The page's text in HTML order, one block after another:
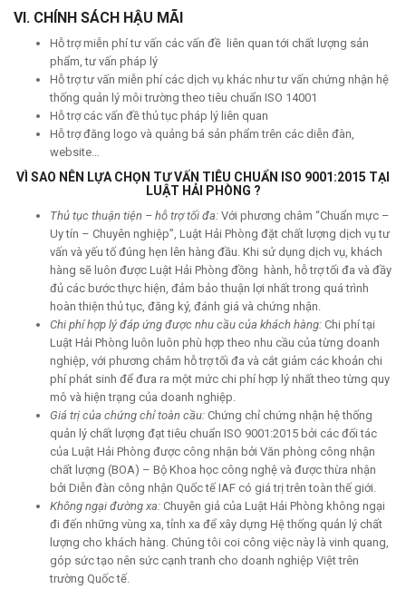
VI. CHÍNH SÁCH HẬU MÃI
Hỗ trợ miễn phí tư vấn các vấn đề liên quan tới chất lượng sản
phẩm, tư vấn pháp lý
Hỗ trợ tư vấn miễn phí các dịch vụ khác như tư vấn chứng nhận hệ
thống quản lý môi trường theo tiêu chuẩn ISO 14001
Hỗ trợ các vấn đề thủ tục pháp lý liên quan
Hỗ trợ đăng logo và quảng bá sản phẩm trên các diễn đàn,
website…
VÌ SAO NÊN LỰA CHỌN TƯ VẤN TIÊU CHUẨN ISO 9001:2015 TẠI
LUẬT HẢI PHÒNG ?
Thủ tục thuận tiện – hỗ trợ tối đa: Với phương châm “Chuẩn mực –
Uy tín – Chuyên nghiệp”, Luật Hải Phòng đặt chất lượng dịch vụ tư
vấn và yếu tố đúng hẹn lên hàng đầu. Khi sử dụng dịch vụ, khách
hàng sẽ luôn được Luật Hải Phòng đồng hành, hỗ trợ tối đa và đầy
đủ các bước thực hiện, đảm bảo thuận lợi nhất trong quá trình
hoàn thiện thủ tục, đăng ký, đánh giá và chứng nhận.
Chi phí hợp lý đáp ứng được nhu cầu của khách hàng: Chi phí tại
Luật Hải Phòng luôn luôn phù hợp theo nhu cầu của từng doanh
nghiệp, với phương châm hỗ trợ tối đa và cắt giảm các khoản chi
phí phát sinh để đưa ra một mức chi phí hợp lý nhất theo từng quy
mô và hiện trạng của doanh nghiệp.
Giá trị của chứng chỉ toàn cầu: Chứng chỉ chứng nhận hệ thống
quản lý chất lượng đạt tiêu chuẩn ISO 9001:2015 bởi các đối tác
của Luật Hải Phòng được công nhận bởi Văn phòng công nhận
chất lượng (BOA) – Bộ Khoa học công nghệ và được thừa nhận
bởi Diễn đàn công nhận Quốc tế IAF có giá trị trên toàn thế giới.
Không ngại đường xa: Chuyên giả của Luật Hải Phòng không ngại
đi đến những vùng xa, tỉnh xa để xây dựng Hệ thống quản lý chất
lượng cho khách hàng. Chúng tôi coi công việc này là vinh quang,
góp sức tạo nên sức cạnh tranh cho doanh nghiệp Việt trên
trường Quốc tế.